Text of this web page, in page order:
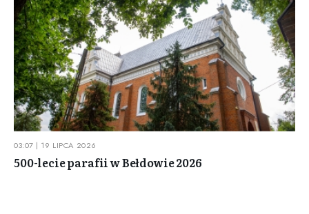
03:07 | 19 LIPCA 2026
500-lecie parafii w Bełdowie 2026